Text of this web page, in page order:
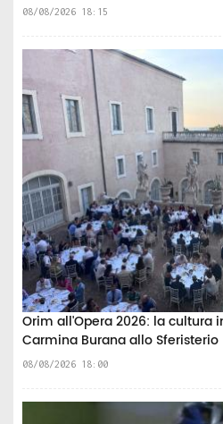
08/08/2026 18:15
Orim all'Opera 2026: la cultura
Carmina Burana allo Sferisterio
08/08/2026 18:00